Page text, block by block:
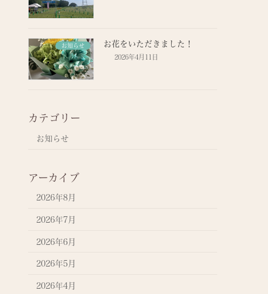
お知らせ お花をいただきました！
2026年4月11日
カテゴリー
お知らせ
アーカイブ
2026年8月
2026年7月
2026年6月
2026年5月
2026年4月